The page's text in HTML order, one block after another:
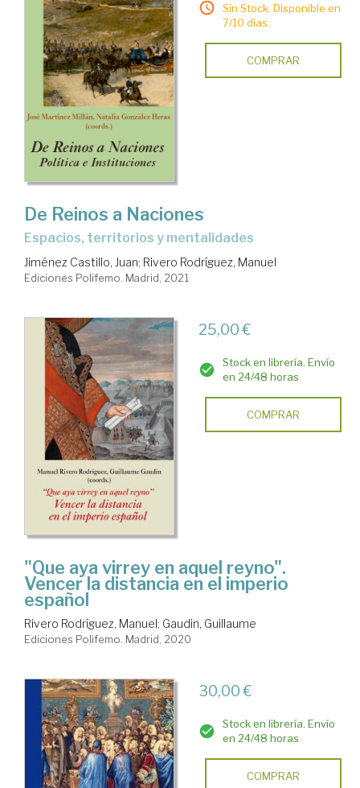
Sin Stock. Disponible en
7/10 días.
COMPRAR
De Reinos a Naciones
espacios, territorios y mentalidades
Jiménez Castillo, Juan; Rivero Rodríguez, Manuel
Ediciones Polifemo. Madrid, 2021
25,00 €
Stock en librería. Envío
en 24/48 horas
COMPRAR
"Que aya virrey en aquel reyno".
Vencer la distancia en el imperio
español
Rivero Rodríguez, Manuel; Gaudin, Guillaume
Ediciones Polifemo. Madrid, 2020
30,00 €
Stock en librería. Envío
en 24/48 horas
COMPRAR